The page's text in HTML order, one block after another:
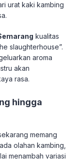
urat kaki kambing
kualitas
slaughterhouse”.
aroma
akan
rasa.
hingga
memang
olahan kambing,
menambah variasi